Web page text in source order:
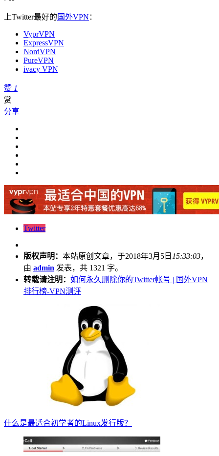
上Twitter最好的 国外VPN ：
VyprVPN
ExpressVPN
NordVPN
PureVPN
ivacy VPN
赞 1
赏
分享
Twitter
版权声明： 本站原创文章，于2018年3月5日 15:33:03，
由 admin 发表，共 1321 字。
转载请注明： 如何永久删除你的Twitter帐号 | 国外VPN
排行榜-VPN测评
什么是最适合初学者的Linux发行版？